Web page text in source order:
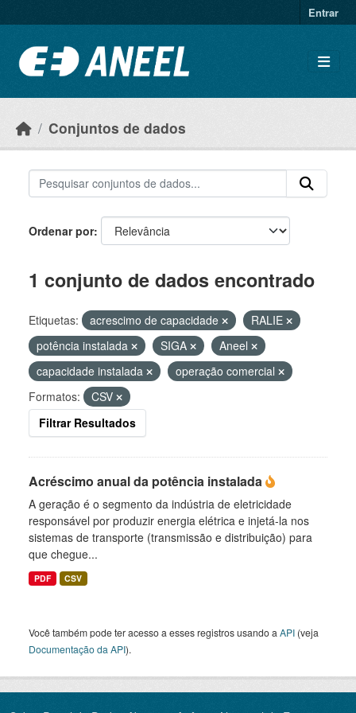
Entrar
Conjuntos de dados
Ordenar por
1 conjunto de dados encontrado
Etiquetas: acrescimo de capacidade
RALIE
potência instalada
SIGA
Aneel
capacidade instalada
operação comercial
Formatos:
CSV
Filtrar Resultados
Acréscimo anual da potência instalada
A geração é o segmento da indústria de eletricidade
responsável por produzir energia elétrica e injetá-la nos
sistemas de transporte (transmissão e distribuição) para
que chegue...
PDF CSV
Você também pode ter acesso a esses registros usando a API (veja
Documentação da API).